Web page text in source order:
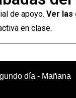
de apoyo.Ver las
en clase.
día - Mañana